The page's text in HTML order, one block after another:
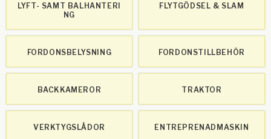
LYFT- SAMT BALHANTERI
NG
FLYTGÖDSEL & SLAM
FORDONSBELYSNING FORDONSTILLBEHÖR
BACKKAMEROR TRAKTOR
VERKTYGSLÅDOR ENTREPRENADMASKIN